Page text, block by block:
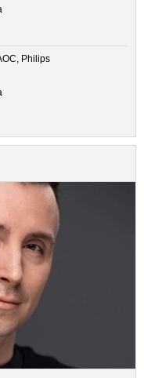
Philips